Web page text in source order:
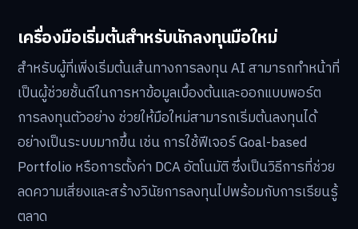
เครื่องมือเริ่มต้นสำหรับนักลงทุนมือใหม่
สำหรับผู้ที่เพิ่งเริ่มต้นเส้นทางการลงทุน AI สามารถทำหน้าที่
เป็นผู้ช่วยชั้นดีในการหาข้อมูลเบื้องต้นและออกแบบพอร์ต
การลงทุนตัวอย่าง ช่วยให้มือใหม่สามารถเริ่มต้นลงทุนได้
อย่างเป็นระบบมากขึ้น เช่น การใช้ฟีเจอร์ Goal-based
Portfolio หรือการตั้งค่า DCA อัตโนมัติ ซึ่งเป็นวิธีการที่ช่วย
ลดความเสี่ยงและสร้างวินัยการลงทุนไปพร้อมกับการเรียนรู้
ตลาด